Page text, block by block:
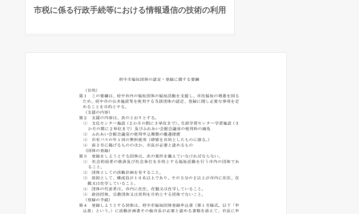
市税に係る行政手続等における情報通信の技術の利用